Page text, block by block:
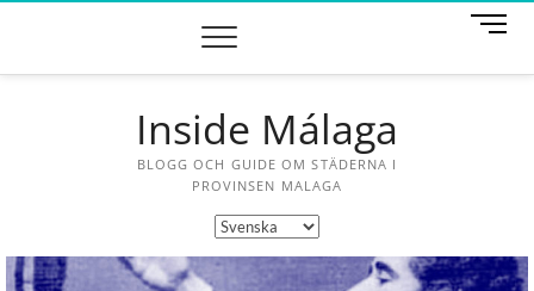
M
Inside Málaga
BLOGG OCH GUIDE OM STÄDERNA I
PROVINSEN MALAGA